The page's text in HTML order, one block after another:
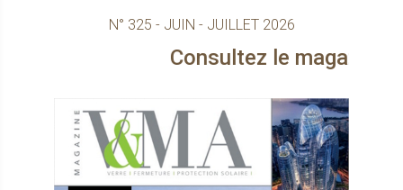
N° 325 - JUIN - JUILLET 2026
Consultez le magazine